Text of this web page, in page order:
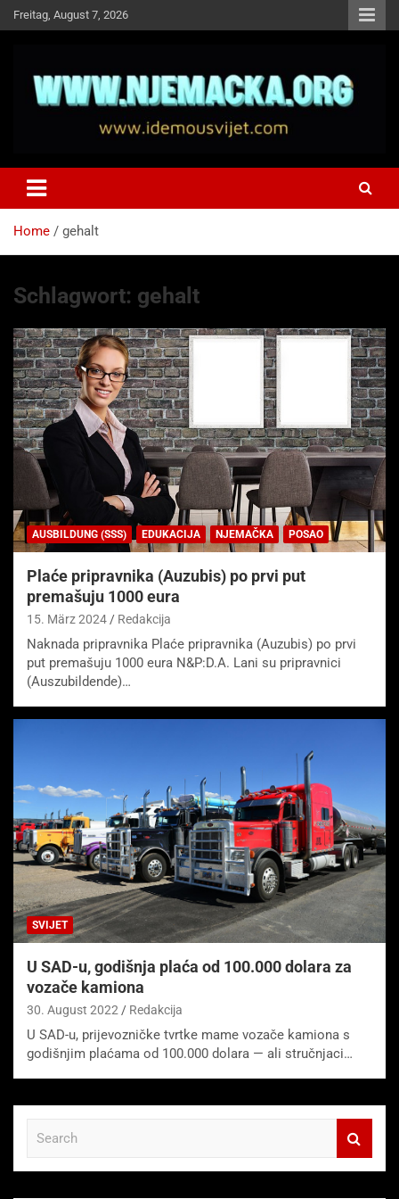
Skip
to
Freitag, August 7, 2026
Idemo u Svijet-Njemacka!
Home gehalt
Schlagwort: gehalt
AUSBILDUNG (SSS) EDUKACIJA NJEMAČKA POSAO
Plaće pripravnika (Auzubis) po prvi put
premašuju 1000 eura
15. März 2024 Redakcija
Naknada pripravnika Plaće pripravnika (Auzubis) po prvi
put premašuju 1000 eura N&P:D.A. Lani su pripravnici
(Auszubildende)…
SVIJET
U SAD-u, godišnja plaća od 100.000 dolara za
vozače kamiona
30. August 2022 Redakcija
U SAD-u, prijevozničke tvrtke mame vozače kamiona s
godišnjim plaćama od 100.000 dolara — ali stručnjaci…